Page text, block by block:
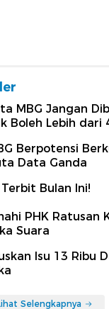
MBG Jangan
Boleh Lebih dari
Berpotensi
Data Ganda
Bulan Ini!
PHK Ratusan
Suara
Isu 13 Ribu
Selengkapnya